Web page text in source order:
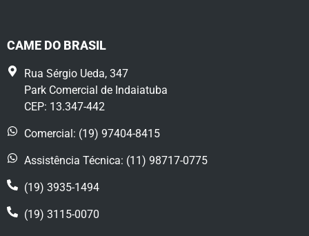
CAME DO BRASIL
Rua Sérgio Ueda, 347
Park Comercial de Indaiatuba
CEP: 13.347-442
Comercial: (19) 97404-8415
Assistência Técnica: (11) 98717-0775
(19) 3935-1494
(19) 3115-0070